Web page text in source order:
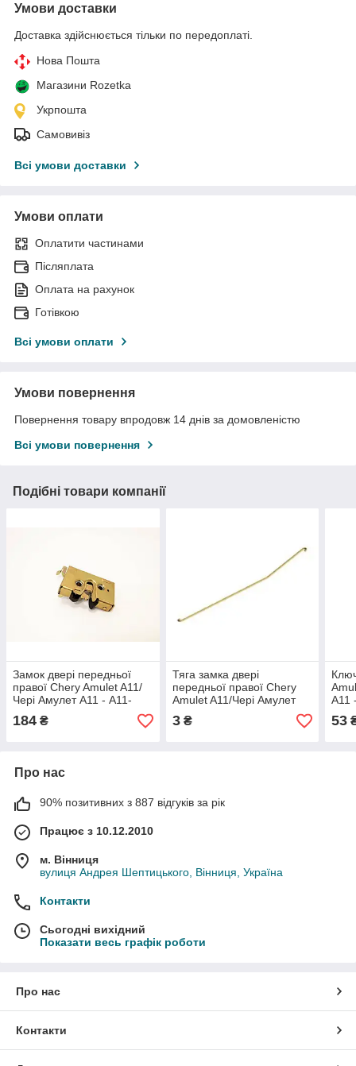
Умови доставки
Доставка здійснюється тільки по передоплаті.
Нова Пошта
Магазини Rozetka
Укрпошта
Самовивіз
Всі умови доставки
Умови оплати
Оплатити частинами
Післяплата
Оплата на рахунок
Готівкою
Всі умови оплати
Умови повернення
Повернення товару впродовж 14 днів за домовленістю
Всі умови повернення
Подібні товари компанії
Замок двері передньої
правої Chery Amulet A11/
Чері Амулет А11 - A11-
6105410AB
184 ₴
Тяга замка двері
передньої правої Chery
Amulet A11/Чері Амулет
А11 - A11-6105156
3₴
А11
53
Про нас
90% позитивних з 887 відгуків за рік
Працює з 10.12.2010
м. Вінниця
вулиця Андрея Шептицького, Вінниця, Україна
Контакти
Сьогодні вихідний
Показати весь графік роботи
Про нас
Контакти